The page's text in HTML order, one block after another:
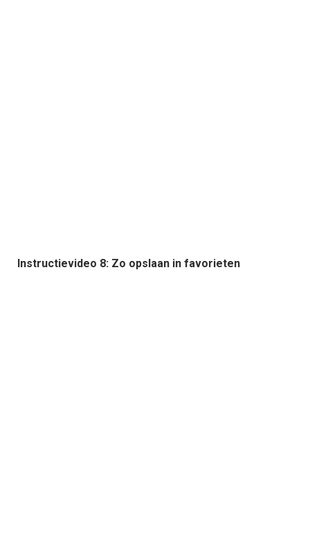
Instructievideo 8: Zo opslaan in favorieten